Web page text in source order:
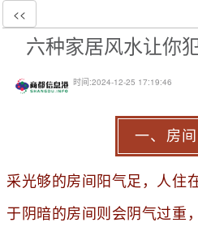
<<
六种家居风水让你
时间:2024-12-25 17:19:46
一、房
采光够的房间阳气足，人住
于阴暗的房间则会阴气过重